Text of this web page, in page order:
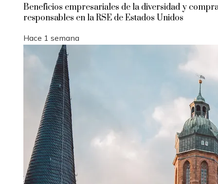
Beneficios empresariales de la diversidad y
responsables en la RSE de Estados Unidos
Hace 1 semana